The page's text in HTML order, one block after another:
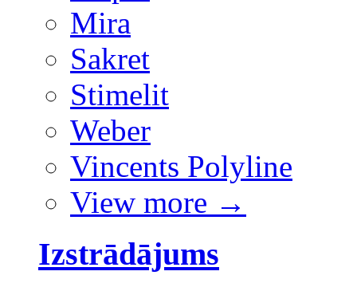
Mira
Sakret
Stimelit
Weber
Vincents Polyline
View more →
Izstrādājums